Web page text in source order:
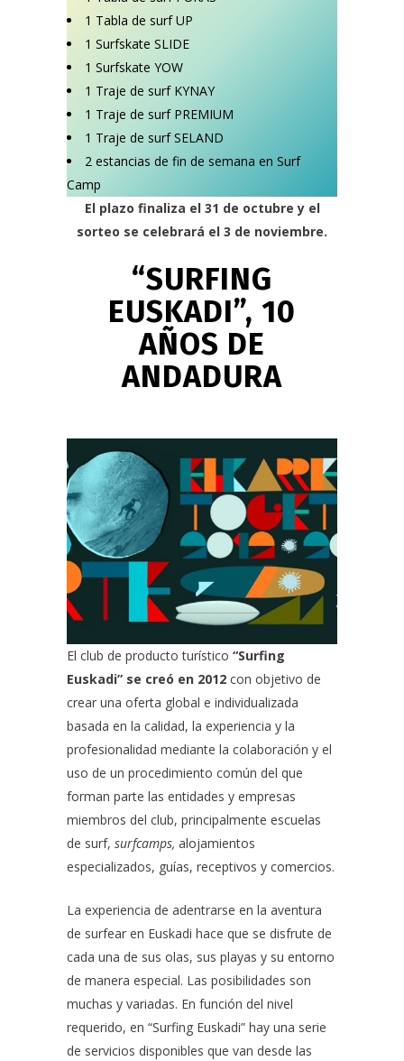
1 Tabla de surf UP
1 Surfskate SLIDE
1 Surfskate YOW
1 Traje de surf KYNAY
1 Traje de surf PREMIUM
1 Traje de surf SELAND
2 estancias de fin de semana en Surf
Camp
El plazo finaliza el 31 de octubre y el
sorteo se celebrará el 3 de noviembre.
“SURFING
EUSKADI”, 10
AÑOS DE
ANDADURA
El club de producto turístico “Surfing
Euskadi” se creó en 2012 con objetivo de
crear una oferta global e individualizada
basada en la calidad, la experiencia y la
profesionalidad mediante la colaboración y el
uso de un procedimiento común del que
forman parte las entidades y empresas
miembros del club, principalmente escuelas
de surf, surfcamps, alojamientos
especializados, guías, receptivos y comercios.
La experiencia de adentrarse en la aventura
de surfear en Euskadi hace que se disfrute de
cada una de sus olas, sus playas y su entorno
de manera especial. Las posibilidades son
muchas y variadas. En función del nivel
requerido, en “Surfing Euskadi” hay una serie
de servicios disponibles que van desde las